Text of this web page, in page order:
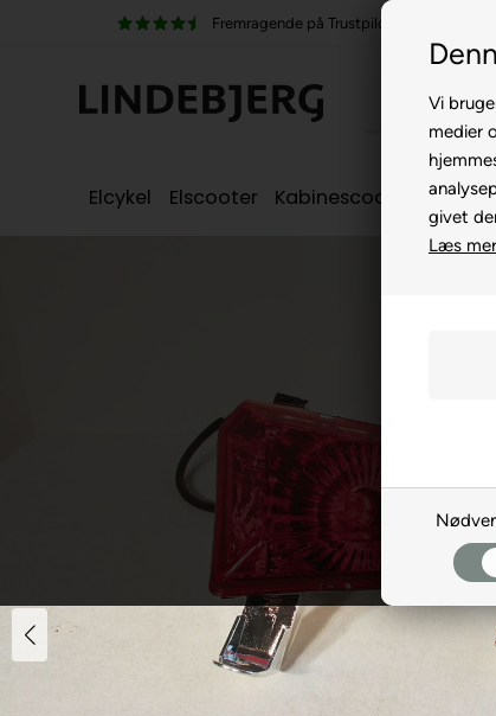
Vi
medier
givet
Læs
100% køreklar
Elcykel Elscooter Kabinescooter